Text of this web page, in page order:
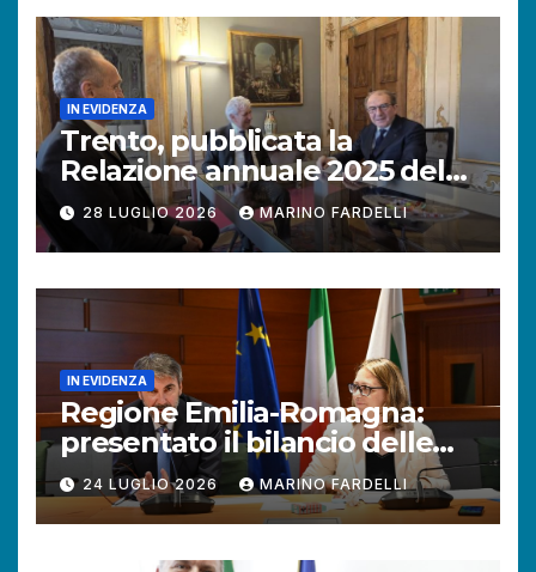
IN EVIDENZA
Trento, pubblicata la
Relazione annuale 2025 del
Difensore civico della
Provincia autonoma.
28 LUGLIO 2026 MARINO FARDELLI
IN EVIDENZA
Regione Emilia-Romagna:
presentato il bilancio delle
attività del Difensore civico.
Aumentano le richieste dei
cittadini.
24 LUGLIO 2026 MARINO FARDELLI